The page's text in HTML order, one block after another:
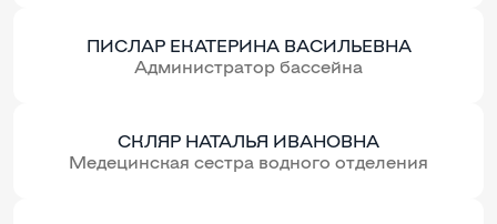
ПИСЛАР ЕКАТЕРИНА ВАСИЛЬЕВНА
Администратор бассейна
СКЛЯР НАТАЛЬЯ ИВАНОВНА
Медецинская сестра водного отделения